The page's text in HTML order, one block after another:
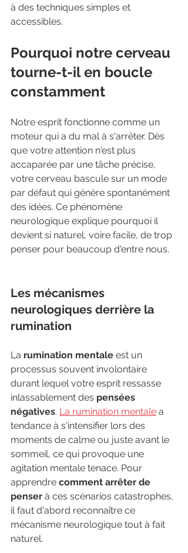
à des techniques simples et
accessibles.
Pourquoi notre cerveau
tourne-t-il en boucle
constamment
Notre esprit fonctionne comme un
moteur qui a du mal à s'arrêter. Dès
que votre attention n'est plus
accaparée par une tâche précise,
votre cerveau bascule sur un mode
par défaut qui génère spontanément
des idées. Ce phénomène
neurologique explique pourquoi il
devient si naturel, voire facile, de trop
penser pour beaucoup d'entre nous.
Les mécanismes
neurologiques derrière la
rumination
La rumination mentale est un
processus souvent involontaire
durant lequel votre esprit ressasse
inlassablement des pensées
négatives. La rumination mentale a
tendance à s'intensifier lors des
moments de calme ou juste avant le
sommeil, ce qui provoque une
agitation mentale tenace. Pour
apprendre comment arrêter de
penser à ces scénarios catastrophes,
il faut d'abord reconnaître ce
mécanisme neurologique tout à fait
naturel.